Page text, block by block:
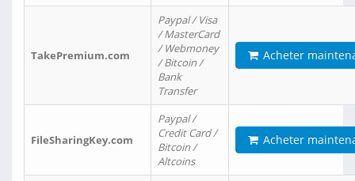
TakePremium.com
Paypal / Visa
/ MasterCard
/ Webmoney
/ Bitcoin /
Bank
Transfer
Acheter
FileSharingKey.com
Paypal /
Credit Card /
Bitcoin /
Altcoins
Acheter